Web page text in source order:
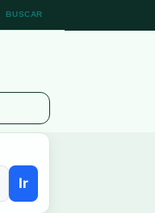
BUSCAR
Ir